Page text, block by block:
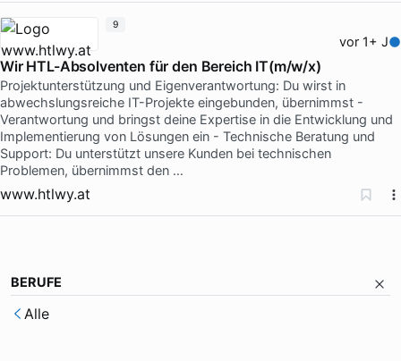
vor 1+ J
Wir HTL-Absolventen für den Bereich IT(m/w/x)
Projektunterstützung und Eigenverantwortung: Du wirst in
abwechslungsreiche IT-Projekte eingebunden, übernimmst -
Verantwortung und bringst deine Expertise in die Entwicklung und
Implementierung von Lösungen ein - Technische Beratung und
Support: Du unterstützt unsere Kunden bei technischen
Problemen, übernimmst den …
www.htlwy.at
9
BERUFE
Alle